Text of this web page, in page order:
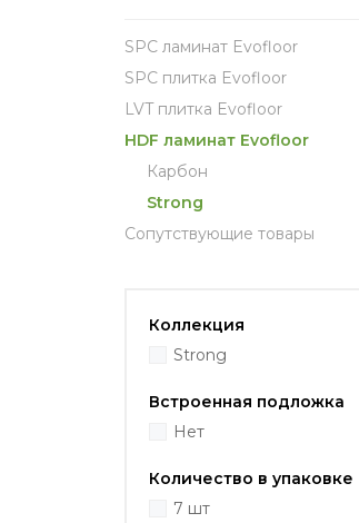
SPC ламинат Evofloor
SPC плитка Evofloor
LVT плитка Evofloor
HDF ламинат Evofloor
Карбон
Strong
Сопутствующие товары
Коллекция
Strong
Встроенная подложка
Нет
Количество в упаковке
7 шт